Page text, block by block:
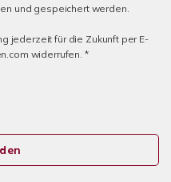
und gespeichert werden.
jederzeit für die Zukunft per E-
widerrufen. *